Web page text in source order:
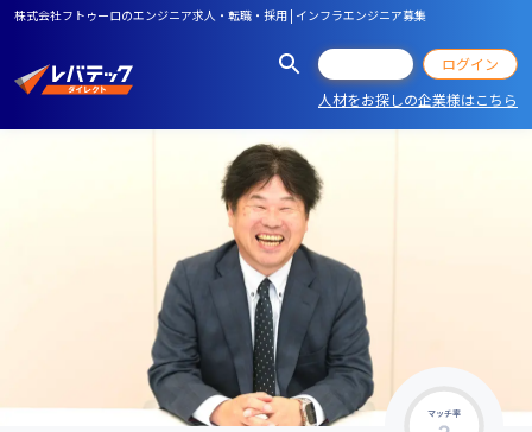
株式会社フトゥーロのエンジニア求人・転職・採用 | インフラエンジニア募集
ログイン
人材をお探しの企業様はこちら
マッチ率